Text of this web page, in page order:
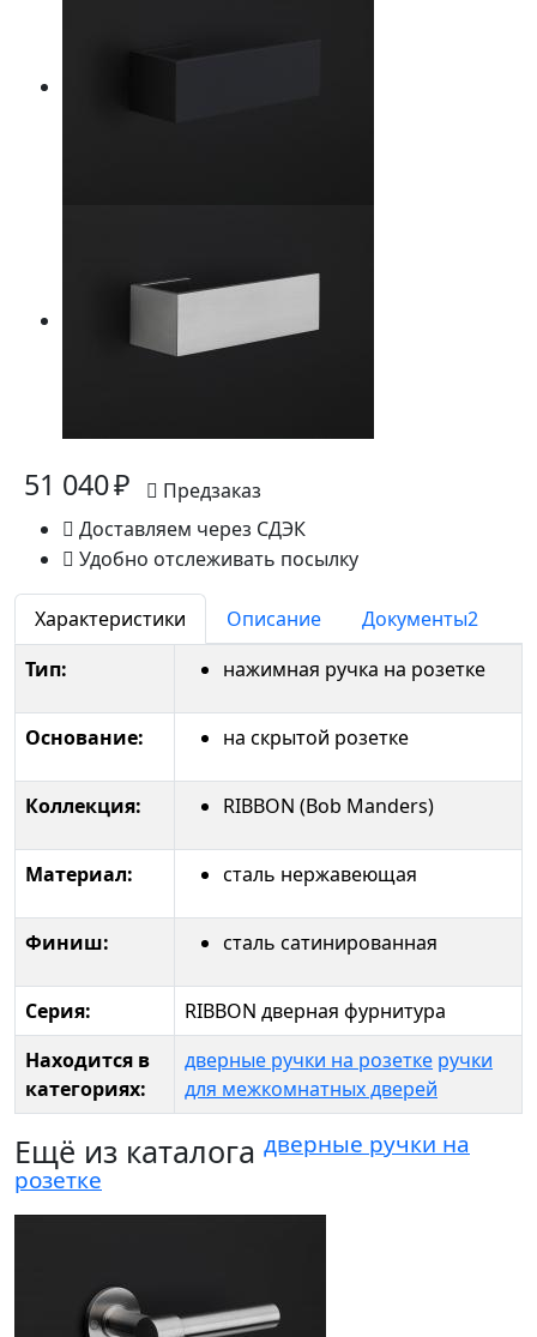
51 040 ₽
Предзаказ
Доставляем через СДЭК
Удобно отслеживать посылку
Характеристики Описание Документы2
Тип:
нажимная ручка на розетке
Основание: на скрытой розетке
Коллекция: RIBBON (Bob Manders)
Материал: сталь нержавеющая
Финиш: сталь сатинированная
Серия:
RIBBON дверная фурнитура
Находится в
категориях:
дверные ручки на розетке ручки
для межкомнатных дверей
Ещё из каталога дверные ручки на
розетке